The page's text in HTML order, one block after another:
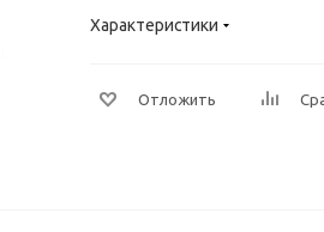
Характеристики
Отложить